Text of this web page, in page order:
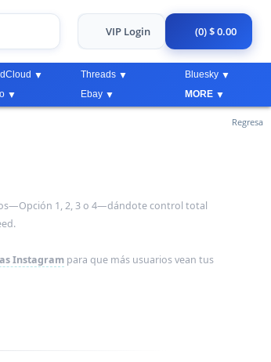
VIP Login (0) $ 0.00
Threads
Bluesky
Ebay MORE
Regresa
1, 2, 3 o 4—dándote control total
Instagram para que más usuarios vean tus